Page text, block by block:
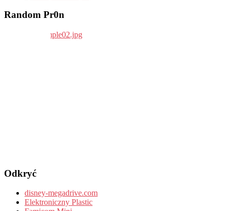
Random Pr0n
Odkryć
disney-megadrive.com
Elektroniczny Plastic